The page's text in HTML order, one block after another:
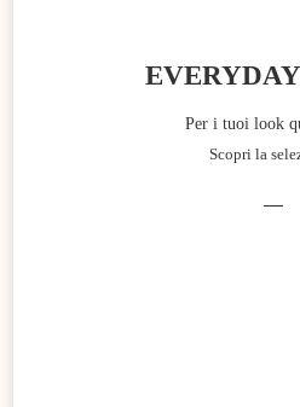
Per i tuoi look
Scopri la